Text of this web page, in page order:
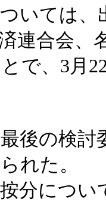
いては、
連合会、
で、3月
後の検
れた。
分につい